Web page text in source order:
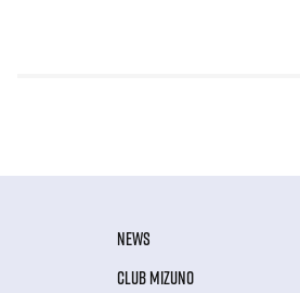
NEWS
CLUB MIZUNO